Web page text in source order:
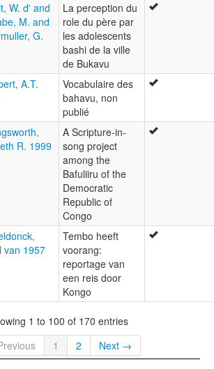
W. d' and
M. and
G.
La perception du
role du père par
les adolescents
bashi de la ville
de Bukavu
A.T.
Vocabulaire des
bahavu, non
publié
R. 1999
A Scripture-in-
song project
among the
Bafuliiru of the
Democratic
Republic of
Congo
van 1957
Tembo heeft
voorang:
reportage van
een reis door
Kongo
1 to 100 of 170 entries
1 2 Next →